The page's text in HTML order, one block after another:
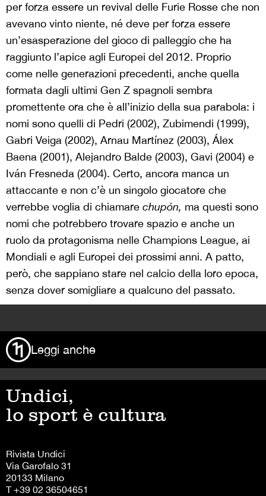
per forza essere un revival delle Furie Rosse che non
avevano vinto niente, né deve per forza essere
un’esasperazione del gioco di palleggio che ha
raggiunto l’apice agli Europei del 2012. Proprio
come nelle generazioni precedenti, anche quella
formata dagli ultimi Gen Z spagnoli sembra
promettente ora che è all’inizio della sua parabola: i
nomi sono quelli di Pedri (2002), Zubimendi (1999),
Gabri Veiga (2002), Arnau Martínez (2003), Álex
Baena (2001), Alejandro Balde (2003), Gavi (2004) e
Iván Fresneda (2004). Certo, ancora manca un
attaccante e non c’è un singolo giocatore che
verrebbe voglia di chiamare chupón, ma questi sono
nomi che potrebbero trovare spazio e anche un
ruolo da protagonisma nelle Champions League, ai
Mondiali e agli Europei dei prossimi anni. A patto,
però, che sappiano stare nel calcio della loro epoca,
senza dover somigliare a qualcuno del passato.
Leggi anche
Undici,
lo sport è cultura
Rivista Undici
Via Garofalo 31
20133 Milano
T +39 02 36504651